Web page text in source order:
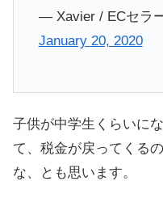
— Xavier / ECセラ
January 20, 2020
子供が中学生くらいに
て、税金が戻ってくる
な、とも思います。